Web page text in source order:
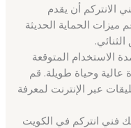
الانتركم أن يقدم
ميزات الحماية الحديثة
الاستخدام المتوقعة
عالية وحياة طويلة. قم
عبر الإنترنت لمعرفة
فني انتركم في الكويت